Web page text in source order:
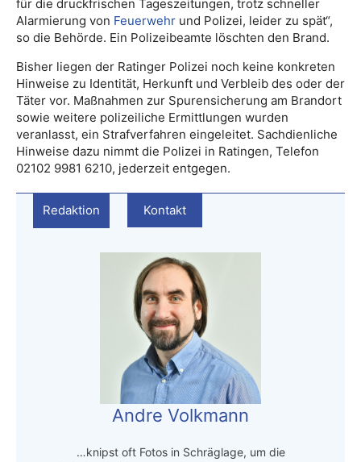
für die druckfrischen Tageszeitungen, trotz schneller
Alarmierung von Feuerwehr und Polizei, leider zu spät“,
so die Behörde. Ein Polizeibeamte löschten den Brand.
Bisher liegen der Ratinger Polizei noch keine konkreten
Hinweise zu Identität, Herkunft und Verbleib des oder der
Täter vor. Maßnahmen zur Spurensicherung am Brandort
sowie weitere polizeiliche Ermittlungen wurden
veranlasst, ein Strafverfahren eingeleitet. Sachdienliche
Hinweise dazu nimmt die Polizei in Ratingen, Telefon
02102 9981 6210, jederzeit entgegen.
Redaktion Kontakt
Andre Volkmann
…knipst oft Fotos in Schräglage, um die